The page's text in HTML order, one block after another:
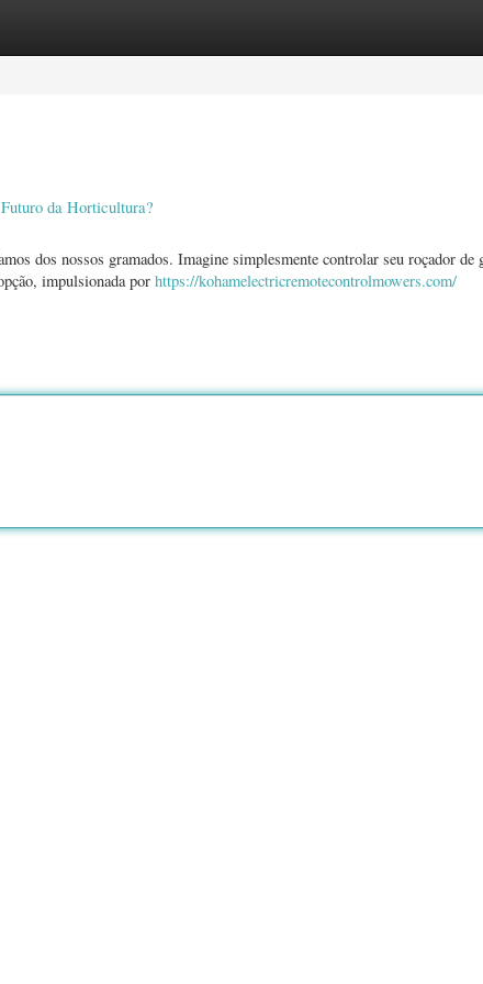
da Horticultura?
dos nossos gramados. Imagine simplesmente controlar seu roçador de
impulsionada por https://kohamelectricremotecontrolmowers.com/